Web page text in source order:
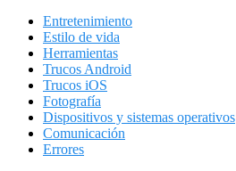
Entretenimiento
Estilo de vida
Herramientas
Trucos Android
Trucos iOS
Fotografía
Dispositivos y sistemas operativos
Comunicación
Errores